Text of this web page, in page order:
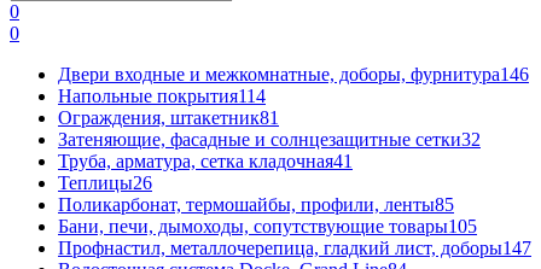
0
0
Двери входные и межкомнатные, доборы, фурнитура146
Напольные покрытия114
Ограждения, штакетник81
Затеняющие, фасадные и солнцезащитные сетки32
Труба, арматура, сетка кладочная41
Теплицы26
Поликарбонат, термошайбы, профили, ленты85
Бани, печи, дымоходы, сопутствующие товары105
Профнастил, металлочерепица, гладкий лист, доборы147